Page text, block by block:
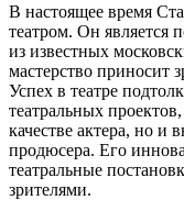
В настоящее время
театром. Он является
из известных
мастерство приносит
Успех в театре
театральных
качестве актера, но и
продюсера. Его
театральные
зрителями.